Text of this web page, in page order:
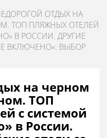
ОТДЫХ НА
ТОП ПЛЯЖНЫХ ОТЕЛЕЙ
В РОССИИ. ДРУГИЕ
ВКЛЮЧЕНО»: ВЫБОР
на черном
ТОП
с системой
в России.